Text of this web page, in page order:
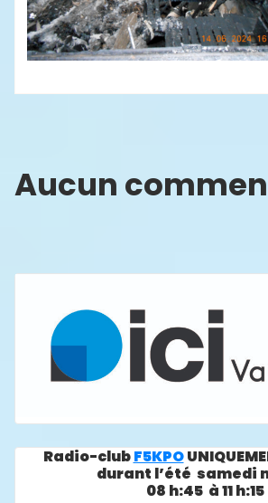
Aucun
Radio-clubF5KPO
durant l’été samedi
08 h:45 à 11 h:15